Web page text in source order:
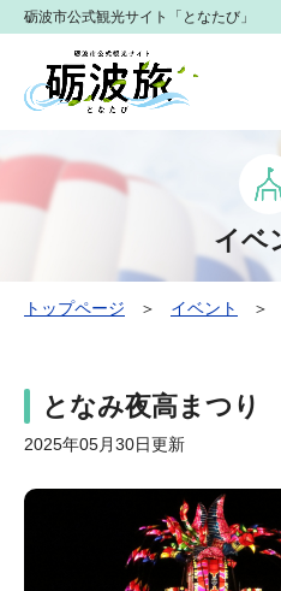
砺波市公式観光サイト「となたび」
イベ
トップページ ＞ イベント ＞
となみ夜高まつり
2025年05月30日更新